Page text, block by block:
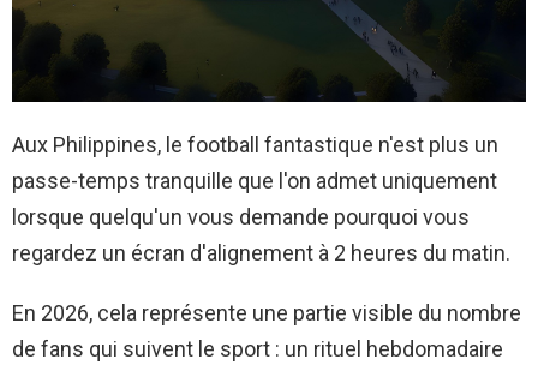
Aux Philippines, le football fantastique n'est plus un
passe-temps tranquille que l'on admet uniquement
lorsque quelqu'un vous demande pourquoi vous
regardez un écran d'alignement à 2 heures du matin.
En 2026, cela représente une partie visible du nombre
de fans qui suivent le sport : un rituel hebdomadaire